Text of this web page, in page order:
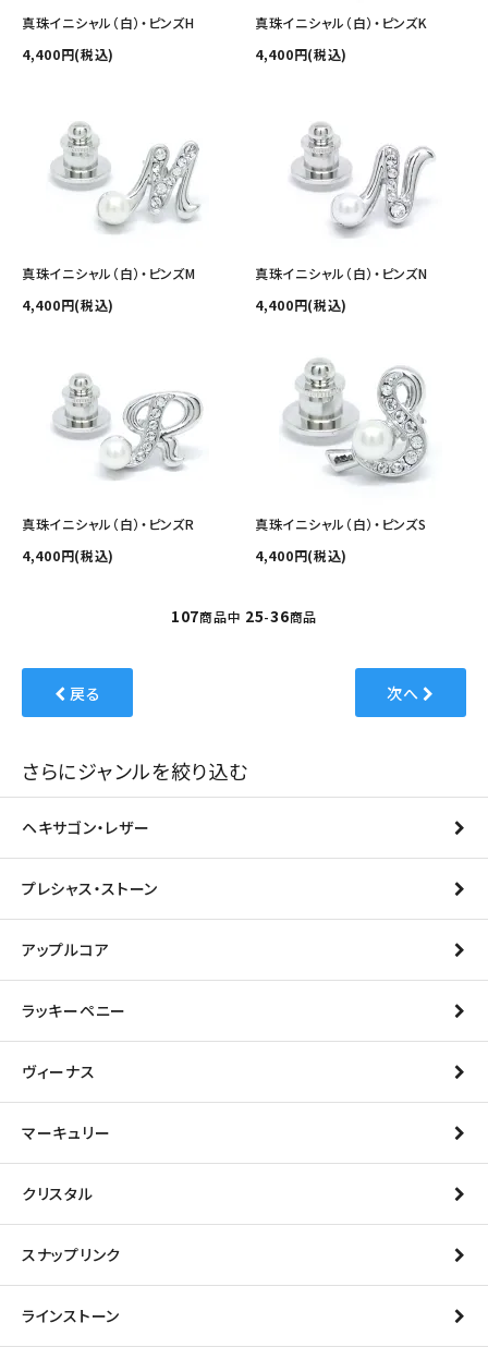
真珠イニシャル（白）・ピンズH
4,400円(税込)
真珠イニシャル（白）・ピンズK
4,400円(税込)
真珠イニシャル（白）・ピンズM
4,400円(税込)
真珠イニシャル（白）・ピンズN
4,400円(税込)
真珠イニシャル（白）・ピンズR
4,400円(税込)
真珠イニシャル（白）・ピンズS
4,400円(税込)
107商品中 25-36商品
戻る 次へ
さらにジャンルを絞り込む
ヘキサゴン・レザー
プレシャス・ストーン
アップルコア
ラッキーペニー
ヴィーナス
マーキュリー
クリスタル
スナップリンク
ラインストーン